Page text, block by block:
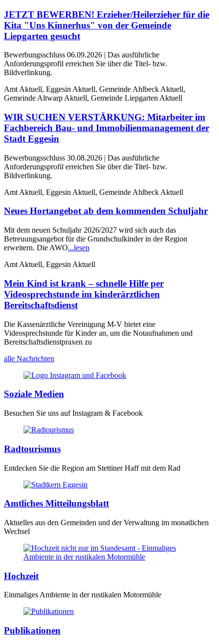
JETZT BEWERBEN! Erzieher/Heilerzieher für die
Kita "Uns Kinnerhus" von der Gemeinde
Liepgarten gesucht
Bewerbungsschluss 06.09.2026 | Das ausführliche
Anforderungsprofil erreichen Sie über die Titel- bzw.
Bildverlinkung.
Amt Aktuell, Eggesin Aktuell, Gemeinde Ahlbeck Aktuell,
Gemeinde Altwarp Aktuell, Gemeinde Liepgarten Aktuell
WIR SUCHEN VERSTÄRKUNG: Mitarbeiter im
Fachbereich Bau- und Immobilienmanagement der
Stadt Eggesin
Bewerbungsschluss 30.08.2026 | Das ausführliche
Anforderungsprofil erreichen Sie über die Titel- bzw.
Bildverlinkung.
Amt Aktuell, Eggesin Aktuell, Gemeinde Ahlbeck Aktuell
Neues Hortangebot ab dem kommenden Schuljahr
Mit dem neuen Schuljahr 2026/2027 wird sich auch das
Betreuungsangebot für die Grundschulkinder in der Region
erweitern. Die AWO...lesen
Amt Aktuell, Eggesin Aktuell
Mein Kind ist krank – schnelle Hilfe per
Videosprechstunde im kinderärztlichen
Bereitschaftsdienst
Die Kassenärztliche Vereinigung M-V bietet eine
Videosprechstunde für Kinder an, um die Notaufnahmen und
Bereitschaftsdienstpraxen zu
alle Nachrichten
Soziale Medien
Besuchen Sie uns auf Instagram & Facebook
Radtourismus
Entdecken Sie die Region am Stettiner Haff mit dem Rad
Amtliches Mitteilungsblatt
Aktuelles aus den Gemeinden und der Verwaltung im monatlichen
Wechsel
Hochzeit
Einmaliges Ambiente in der rustikalen Motormühle
Publikationen